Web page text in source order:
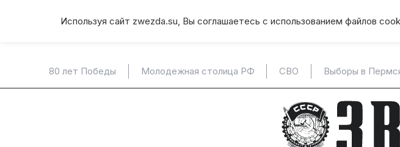
Используя сайт zwezda.su, Вы соглашаетесь с использованием файлов
80 лет Победы Молодежная столица РФ СВО Выборы в